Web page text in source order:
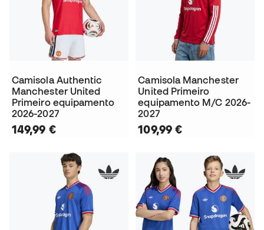
Camisola Authentic
Manchester United
Primeiro equipamento
2026-2027
149,99 €
Camisola Manchester
United Primeiro
equipamento M/C 2026-
2027
109,99 €